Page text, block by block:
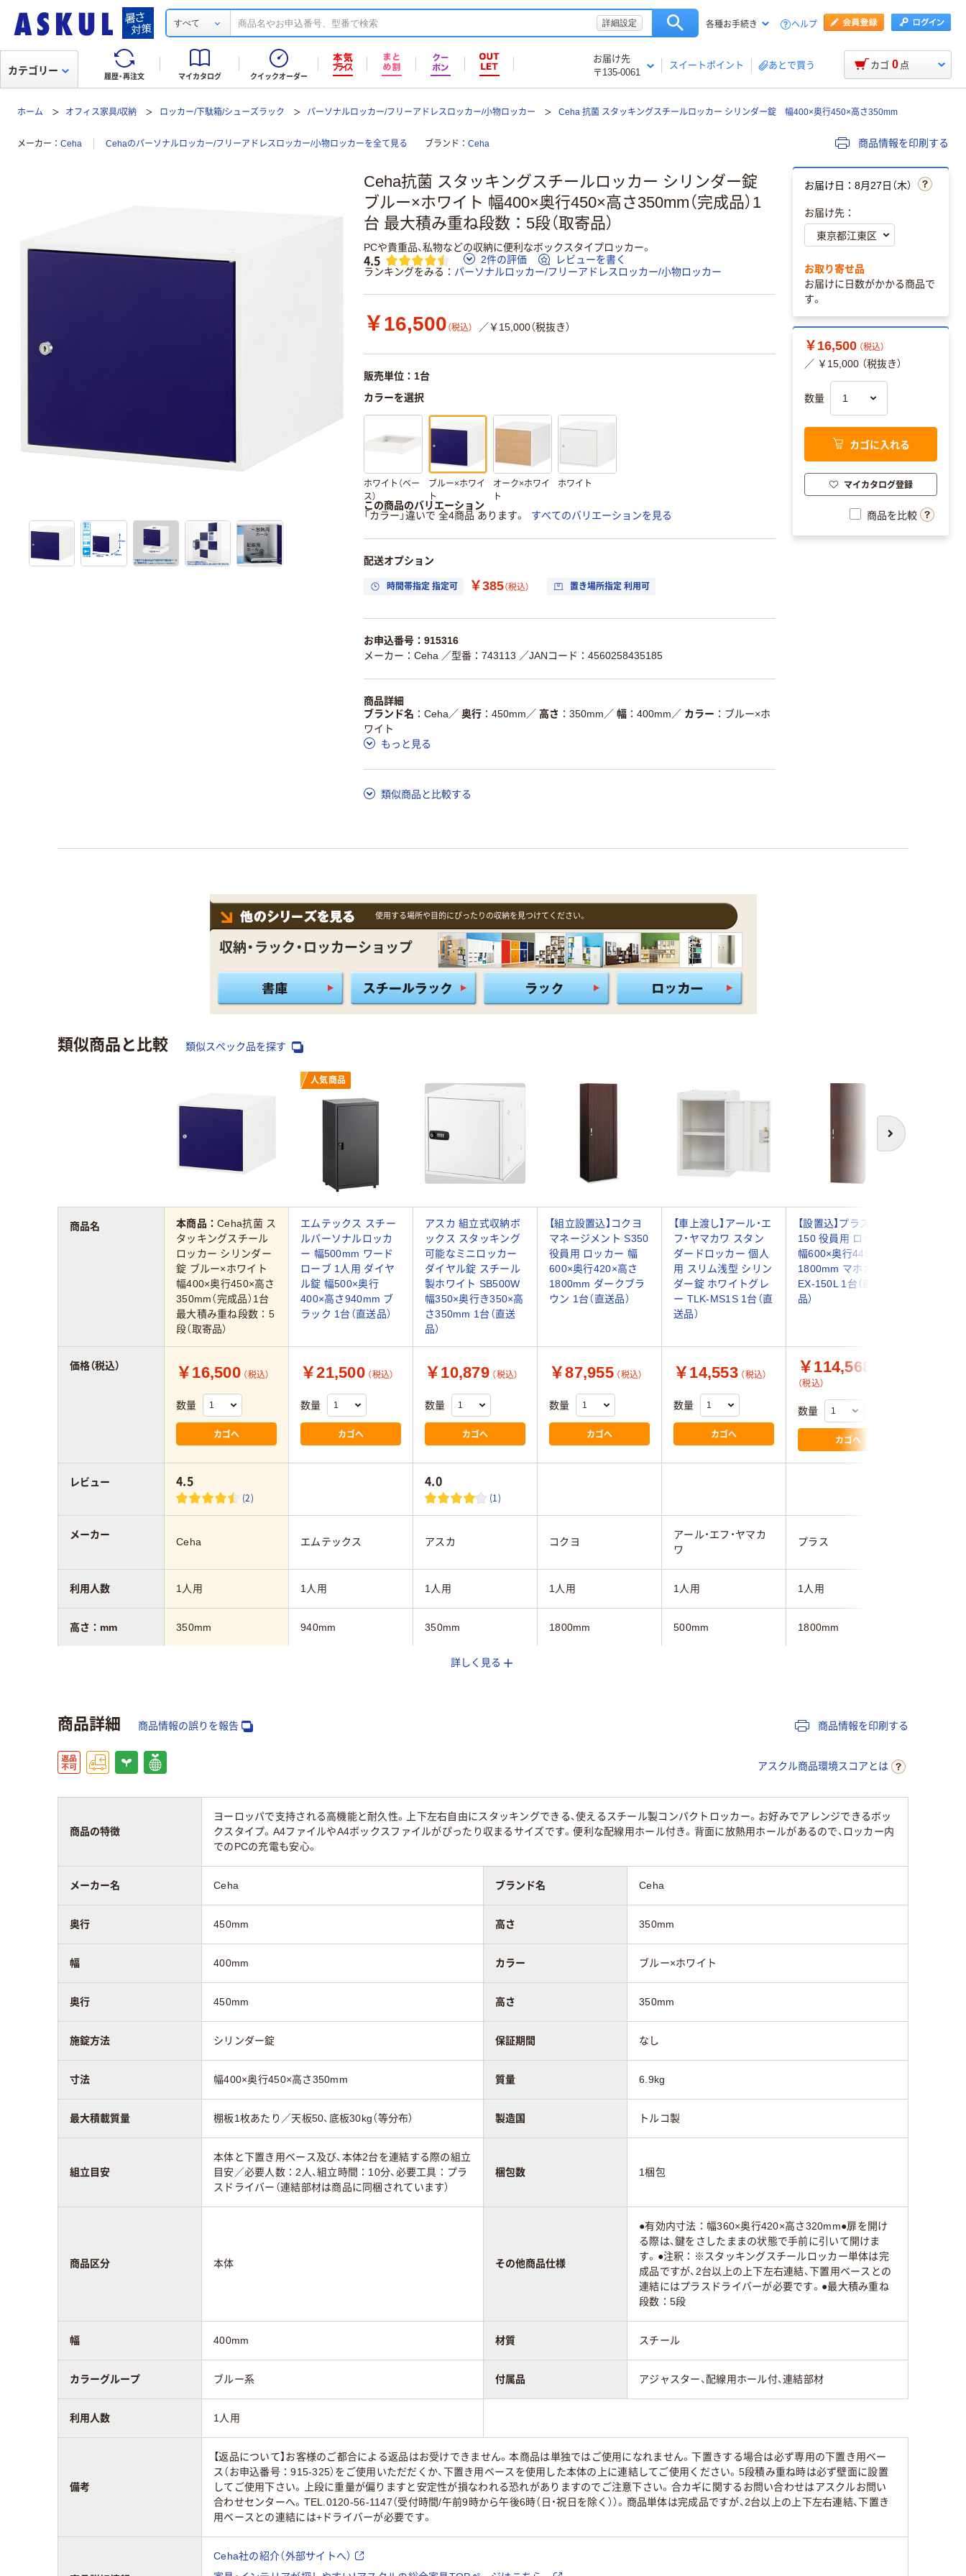
すべて 詳細設定 各種お手続き ヘルプ
履歴・再注文 マイカタログ クイックオーダー
お届け先
〒135-0061
スイートポイント あとで買う
カテゴリー カゴ 0 点
ホーム オフィス家具/収納 ロッカー/下駄箱/シューズラック パーソナルロッカー/フリーアドレスロッカー/小物ロッカー Ceha 抗菌 スタッキングスチールロッカー シリンダー錠 幅400×奥行450×高さ350mm
メーカー Ceha Cehaのパーソナルロッカー/フリーアドレスロッカー/小物ロッカーを全て見る ブランド Ceha 商品情報を印刷する
Ceha抗菌 スタッキングスチールロッカー シリンダー錠
ブルー×ホワイト 幅400×奥行450×高さ350mm（完成品）1
台 最大積み重ね段数：5段（取寄品）
PCや貴重品、私物などの収納に便利なボックスタイプロッカー。
4.5 2件の評価
レビューを書く
ランキングをみる
パーソナルロッカー/フリーアドレスロッカー/小物ロッカー
￥16,500 （税込） ／￥15,000（税抜き）
販売単位：1台
カラーを選択
ホワイト（ベー
ス）
ブルー×ホワイ
ト
オーク×ホワイ
ト
ホワイト
この商品のバリエーション
「カラー」違いで 全4商品 あります。
すべてのバリエーションを見る
配送オプション
時間帯指定 指定可 ￥385（税込） 置き場所指定 利用可
お申込番号：915316
メーカー：Ceha ／型番：743113 ／JANコード：4560258435185
商品詳細
ブランド名
Ceha ／ 奥行 450mm ／ 高さ 350mm ／ 幅 400mm ／ カラー
ブルー×ホ
ワイト
もっと見る
類似商品と比較する
お届け日：8月27日（木）
お届け先：
お取り寄せ品
お届けに日数がかかる商品で
す。
￥16,500 （税込）
／ ￥15,000 （税抜き）
数量
カゴに入れる
マイカタログ登録
商品を比較
使用する場所や目的にぴったりの収納を見つけてください。
収納・ラック・ロッカーショップ
類似商品と比較 類似スペック品を探す
次へ
人気商品
本商品：Ceha抗菌 ス
タッキングスチール
ロッカー シリンダー
錠 ブルー×ホワイト
幅400×奥行450×高さ
350mm（完成品）1台
最大積み重ね段数：5
段（取寄品）
エムテックス スチー
ルパーソナルロッカ
ー 幅500mm ワード
ローブ 1人用 ダイヤ
ル錠 幅500×奥行
400×高さ940mm ブ
ラック 1台（直送品）
アスカ 組立式収納ボ
ックス スタッキング
可能なミニロッカー
ダイヤル錠 スチール
製ホワイト SB500W
幅350×奥行き350×高
さ350mm 1台（直送
品）
【組立設置込】コクヨ
マネージメント S350
役員用 ロッカー 幅
600×奥行420×高さ
1800mm ダークブラ
ウン 1台（直送品）
【車上渡し】アール・エ
フ・ヤマカワ スタン
ダードロッカー 個人
用 スリム浅型 シリン
ダー錠 ホワイトグレ
ー TLK-MS1S 1台（直
送品）
【設置込】プラス EX-
150 役員用 ロッカー
幅600×奥行445×高さ
1800mm マホガニー
EX-150L 1台（直送
品）
￥16,500 （税込）
数量
カゴへ
￥21,500 （税込）
数量
カゴへ
￥10,879 （税込）
数量
カゴへ
￥87,955 （税込）
数量
カゴへ
￥14,553 （税込）
数量
カゴへ
￥114,568
（税込）
数量
カゴへ
4.5
(2)
4.0
(1)
Ceha エムテックス アスカ コクヨ
アール・エフ・ヤマカ
ワ
プラス
1人用 1人用 1人用 1人用 1人用 1人用
350mm 940mm 350mm 1800mm 500mm 1800mm
350mm
15kg 約7.3kg 62kg 7.3Kg
商品名
価格（税込）
レビュー
メーカー
利用人数
高さ：mm
詳しく見る
商品詳細 商品情報の誤りを報告 商品情報を印刷する
アスクル商品環境スコアとは
商品の特徴
ヨーロッパで支持される高機能と耐久性。上下左右自由にスタッキングできる、使えるスチール製コンパクトロッカー。お好みでアレンジできるボッ
クスタイプ。A4ファイルやA4ボックスファイルがぴったり収まるサイズです。便利な配線用ホール付き。背面に放熱用ホールがあるので、ロッカー内
でのPCの充電も安心。
メーカー名 Ceha ブランド名 Ceha
奥行 450mm 高さ 350mm
幅 400mm カラー ブルー×ホワイト
奥行 450mm 高さ 350mm
施錠方法 シリンダー錠 保証期間 なし
寸法 幅400×奥行450×高さ350mm 質量 6.9kg
最大積載質量 棚板1枚あたり／天板50、底板30kg（等分布） 製造国 トルコ製
組立目安
本体と下置き用ベース及び、本体2台を連結する際の組立
目安／必要人数：2人、組立時間：10分、必要工具：プラ
スドライバー（連結部材は商品に同梱されています）
梱包数 1梱包
商品区分 本体 その他商品仕様
●有効内寸法：幅360×奥行420×高さ320mm●扉を開け
る際は、鍵をさしたままの状態で手前に引いて開けま
す。●注釈：※スタッキングスチールロッカー単体は完
成品ですが、2台以上の上下左右連結、下置用ベースとの
連結にはプラスドライバーが必要です。●最大積み重ね
段数：5段
幅 400mm 材質 スチール
カラーグループ ブルー系 付属品 アジャスター、配線用ホール付、連結部材
利用人数 1人用
備考
【返品について】お客様のご都合による返品はお受けできません。本商品は単独ではご使用になれません。下置きする場合は必ず専用の下置き用ベー
ス（お申込番号：915-325）をご使用いただだくか、下置き用ベースを使用した本体の上に連結してご使用ください。5段積み重ね時は必ず壁面に設置
してご使用下さい。上段に重量が偏りますと安定性が損なわれる恐れがありますのでご注意下さい。合カギに関するお問い合わせはアスクルお問い
合わせセンターへ。TEL.0120-56-1147（受付時間/午前9時から午後6時（日・祝日を除く））。商品単体は完成品ですが、2台以上の上下左右連結、下置き
用ベースとの連結には+ドライバーが必要です。
Ceha社の紹介（外部サイトへ）